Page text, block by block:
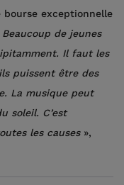
exceptionnelle
Beaucoup de jeunes
Il faut les
puissent être des
La musique peut
soleil. C’est
les causes »,